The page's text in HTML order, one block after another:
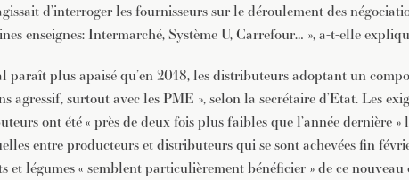
d’interroger les fournisseurs sur le déroulement des
enseignes: Intermarché, Système U, Carrefour… », a-t-elle
paraît plus apaisé qu’en 2018, les distributeurs adoptant un
agressif, surtout avec les PME », selon la secrétaire d’Etat. Les
ont été « près de deux fois plus faibles que l’année dernière »
entre producteurs et distributeurs qui se sont achevées fin
et légumes « semblent particulièrement bénéficier » de ce